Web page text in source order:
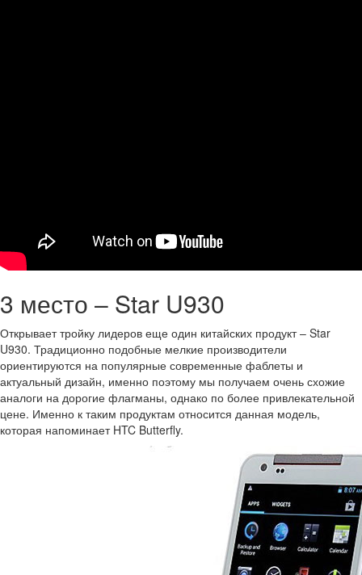
3 место – Star U930
Открывает тройку лидеров еще один китайских продукт – Star
U930. Традиционно подобные мелкие производители
ориентируются на популярные современные фаблеты и
актуальный дизайн, именно поэтому мы получаем очень схожие
аналоги на дорогие флагманы, однако по более привлекательной
цене. Именно к таким продуктам относится данная модель,
которая напоминает HTC Butterfly.